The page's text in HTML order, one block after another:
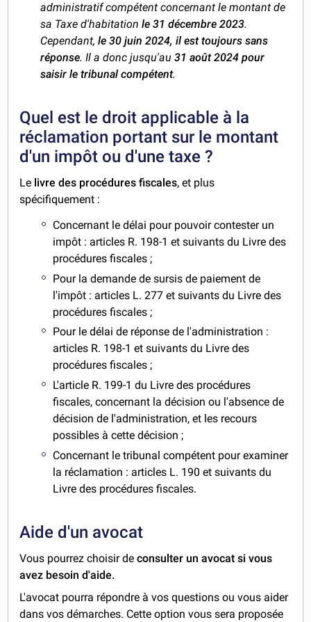
administratif compétent concernant le montant de
sa Taxe d'habitationle 31 décembre 2023.
Cependant,le 30 juin 2024, il est toujours sans
réponse. Il a donc jusqu'au31 août 2024 pour
saisir le tribunal compétent.
Quel est le droit applicable à la
réclamation portant sur le montant
d'un impôt ou d'une taxe ?
Le livre des procédures fiscales, et plus
spécifiquement :
Concernant le délai pour pouvoir contester un
impôt : articles R. 198-1 et suivants du Livre des
procédures fiscales ;
Pour la demande de sursis de paiement de
l'impôt : articles L. 277 et suivants du Livre des
procédures fiscales ;
Pour le délai de réponse de l'administration :
articles R. 198-1 et suivants du Livre des
procédures fiscales ;
L'article R. 199-1 du Livre des procédures
fiscales, concernant la décision ou l'absence de
décision de l'administration, et les recours
possibles à cette décision ;
Concernant le tribunal compétent pour examiner
la réclamation : articles L. 190 et suivants du
Livre des procédures fiscales.
Aide d'un avocat
Vous pourrez choisir deconsulter un avocat si vous
avez besoin d'aide.
L'avocat pourra répondre à vos questions ou vous aider
dans vos démarches. Cette option vous sera proposée